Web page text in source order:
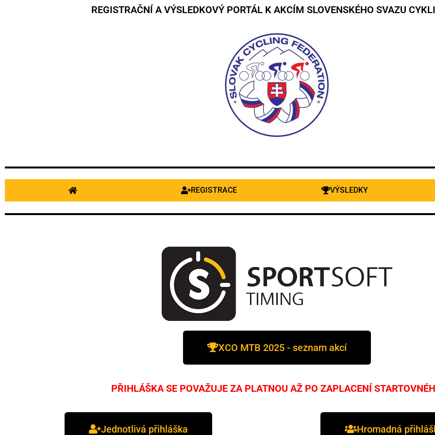
REGISTRAČNÍ A VÝSLEDKOVÝ PORTÁL K AKCÍM SLOVENSKÉHO SVAZU
REGISTRACE VÝSLEDKY
XCO MTB 2025 - seznam akcí
PŘIHLÁŠKA SE POVAŽUJE ZA PLATNOU AŽ PO ZAPLACENÍ
Jednotlivá přihláška Hromadná